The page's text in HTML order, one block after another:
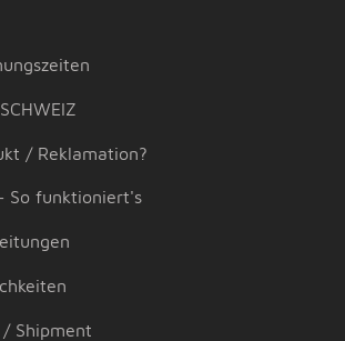
/ Reklamation?
So funktioniert's
/ Shipment